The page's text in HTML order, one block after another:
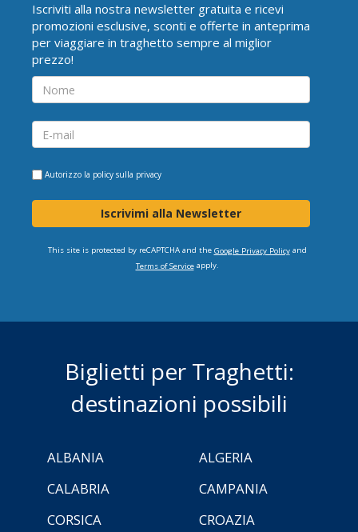
Iscriviti alla nostra newsletter gratuita e ricevi
promozioni esclusive, sconti e offerte in anteprima
per viaggiare in traghetto sempre al miglior
prezzo!
Autorizzo la policy sulla privacy
Iscrivimi alla Newsletter
This site is protected by reCAPTCHA and the Google Privacy Policyand
Terms of Serviceapply.
Biglietti per Traghetti:
destinazioni possibili
ALBANIA
ALGERIA
CALABRIA
CAMPANIA
CORSICA
CROAZIA